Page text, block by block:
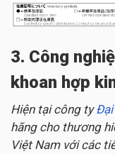
3. Công
khoan hợp
Hiện tại công ty
hãng cho thương
Việt Nam với các